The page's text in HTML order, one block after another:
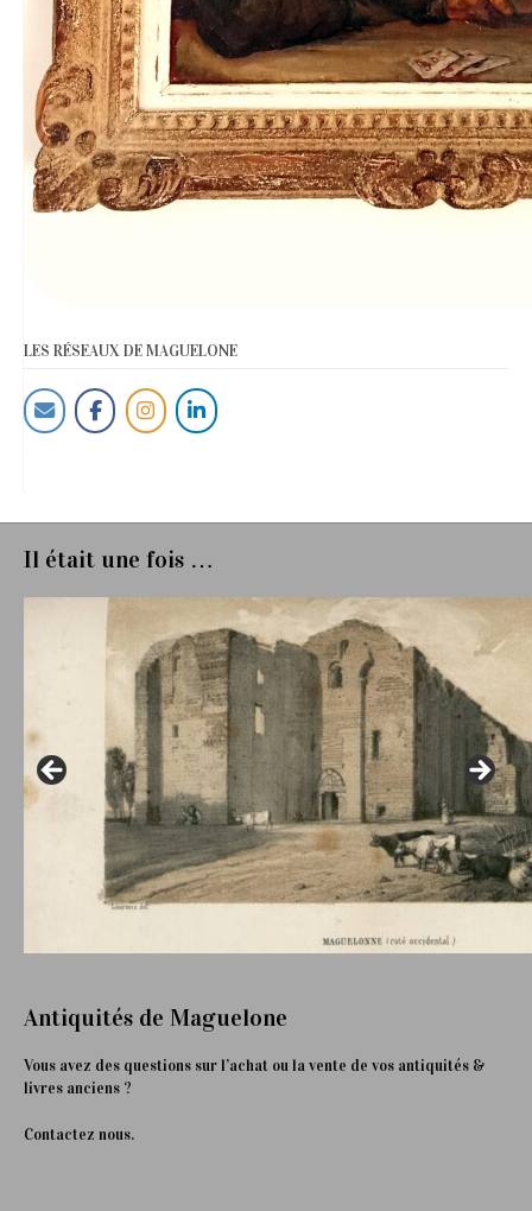
LES RÉSEAUX DE MAGUELONE
Il était une fois …
Antiquités de Maguelone
Vous avez des questions sur l’achat ou la vente de vos antiquités &
livres anciens ?
Contactez nous.